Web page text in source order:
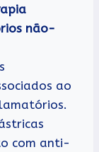
não-
ao
com anti-